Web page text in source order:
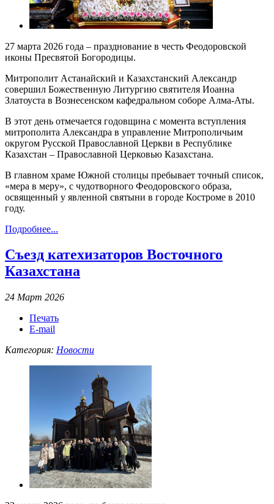
27 марта 2026 года – празднование в честь Феодоровской
иконы Пресвятой Богородицы.
Митрополит Астанайский и Казахстанский Александр
совершил Божественную Литургию святителя Иоанна
Златоуста в Вознесенском кафедральном соборе Алма-Аты.
В этот день отмечается годовщина с момента вступления
митрополита Александра в управление Митрополичьим
округом Русской Православной Церкви в Республике
Казахстан – Православной Церковью Казахстана.
В главном храме Южной столицы пребывает точный список,
«мера в меру», с чудотворного Феодоровского образа,
освященный у явленной святыни в городе Костроме в 2010
году.
Подробнее...
Съезд катехизаторов Восточного
Казахстана
24 Март 2026
Печать
E-mail
Категория: Новости